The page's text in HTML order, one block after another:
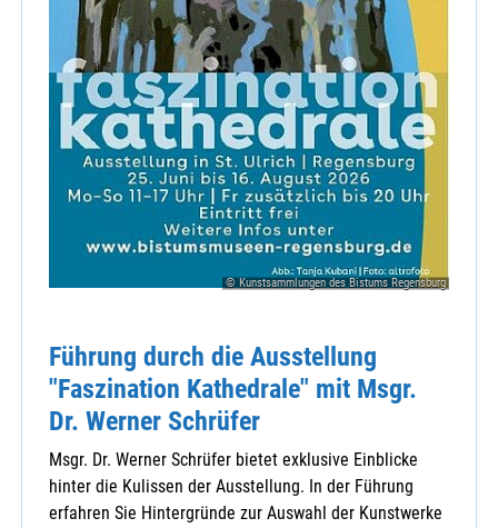
© Kunstsammlungen des Bistums Regensburg
Führung durch die Ausstellung
"Faszination Kathedrale" mit Msgr.
Dr. Werner Schrüfer
Msgr. Dr. Werner Schrüfer bietet exklusive Einblicke
hinter die Kulissen der Ausstellung. In der Führung
erfahren Sie Hintergründe zur Auswahl der Kunstwerke